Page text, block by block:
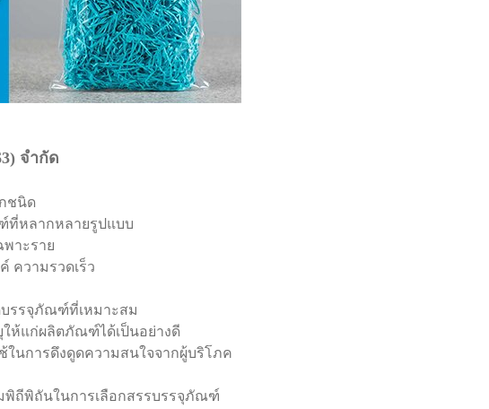
จำกัด
ชนิด
ที่หลากหลายรูปแบบ
าะราย
ความรวดเร็ว
รรจุภัณฑ์ที่เหมาะสม
ห้แก่ผลิตภัณฑ์ได้เป็นอย่างดี
นการดึงดูดความสนใจจากผู้บริโภค
พิถีพิถันในการเลือกสรรบรรจุภัณฑ์